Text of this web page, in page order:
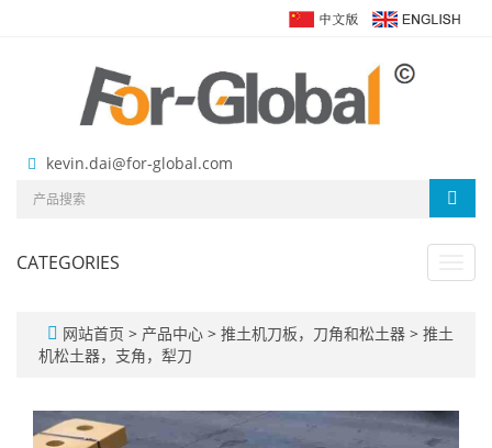
kevin.dai@for-global.com
CATEGORIES
网站首页 > 产品中心 > 推土机刀板，刀角和松土器 > 推土
机松土器，支角，犁刀